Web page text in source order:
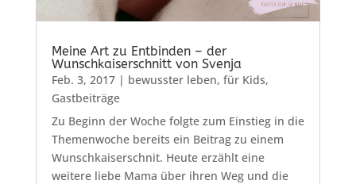
Meine Art zu Entbinden – der
Wunschkaiserschnitt von Svenja
Feb. 3, 2017| bewusster leben, für Kids,
Gastbeiträge
Zu Beginn der Woche folgte zum Einstieg in die
Themenwoche bereits ein Beitrag zu einem
Wunschkaiserschnit. Heute erzählt eine
weitere liebe Mama über ihren Weg und die